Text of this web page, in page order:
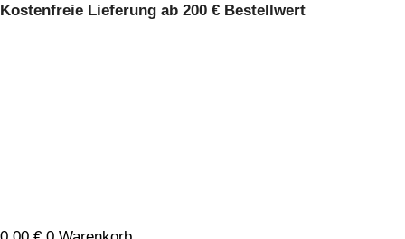
Kostenfreie Lieferung ab 200 € Bestellwert